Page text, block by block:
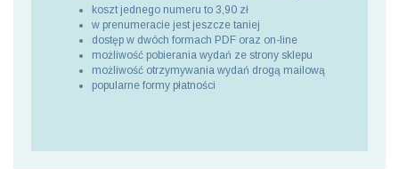
koszt jednego numeru to 3,90 zł
w prenumeracie jest jeszcze taniej
dostęp w dwóch formach PDF oraz on-line
możliwość pobierania wydań ze strony sklepu
możliwość otrzymywania wydań drogą mailową
popularne formy płatności